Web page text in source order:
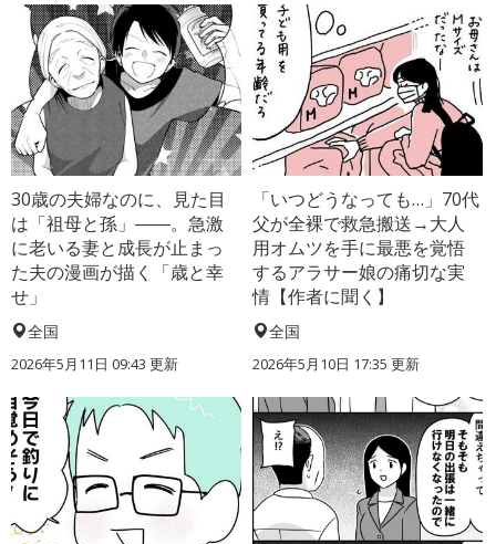
30歳の夫婦なのに、見た目
は「祖母と孫」――。急激
に老いる妻と成長が止まっ
た夫の漫画が描く「歳と幸
せ」
全国
2026年5月11日 09:43 更新
「いつどうなっても…」70代
父が全裸で救急搬送→大人
用オムツを手に最悪を覚悟
するアラサー娘の痛切な実
情【作者に聞く】
全国
2026年5月10日 17:35 更新